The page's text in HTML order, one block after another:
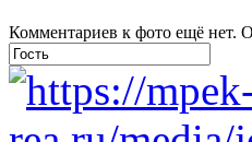
Комментариев к фото ещё нет.